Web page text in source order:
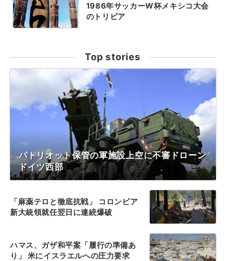
1986年サッカーW杯メキシコ大会
のトリビア
Top stories
パトリオット保管の軍施設上空に不審ドローン
ドイツ西部
「麻薬テロと徹底抗戦」 コロンビア
新大統領就任翌日に連続爆破
ハマス、ガザ和平案「履行の準備あ
り」 米にイスラエルへの圧力要求